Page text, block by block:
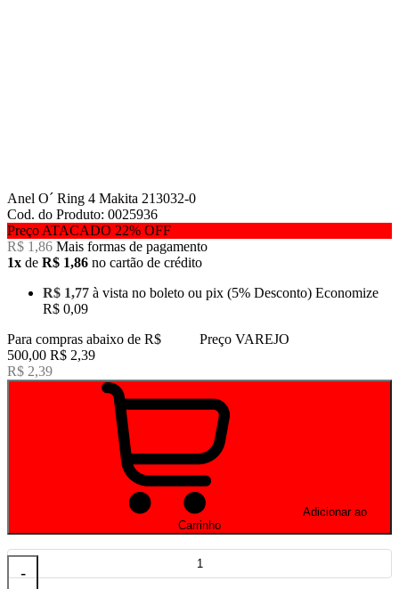
Anel O´ Ring 4 Makita 213032-0
Cod. do Produto: 0025936
Preço ATACADO 22% OFF
R$ 1,86 Mais formas de pagamento
1x de R$ 1,86 no cartão de crédito
R$ 1,77 à vista no boleto ou pix (5% Desconto) Economize
R$ 0,09
Preço VAREJO
Para compras abaixo de R$
500,00 R$ 2,39
R$ 2,39
Adicionar ao
Carrinho
-